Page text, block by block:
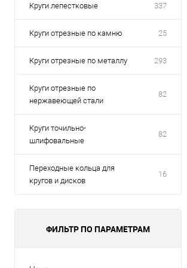
Круги лепестковые 337
Круги отрезные по камню 25
Круги отрезные по металлу 293
Круги отрезные по
нержавеющей стали
82
Круги точильно-
шлифовальные
82
Переходные кольца для
кругов и дисков
16
ФИЛЬТР ПО ПАРАМЕТРАМ